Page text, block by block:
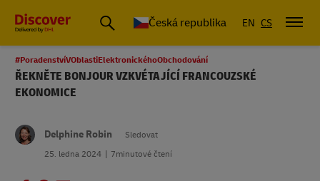
Česká republika EN CS
#PoradenstvíVOblastiElektronickéhoObchodování
ŘEKNĚTE BONJOUR VZKVÉTAJÍCÍ FRANCOUZSKÉ
EKONOMICE
Delphine Robin
Sledovat
25. ledna 2024
7minutové čtení